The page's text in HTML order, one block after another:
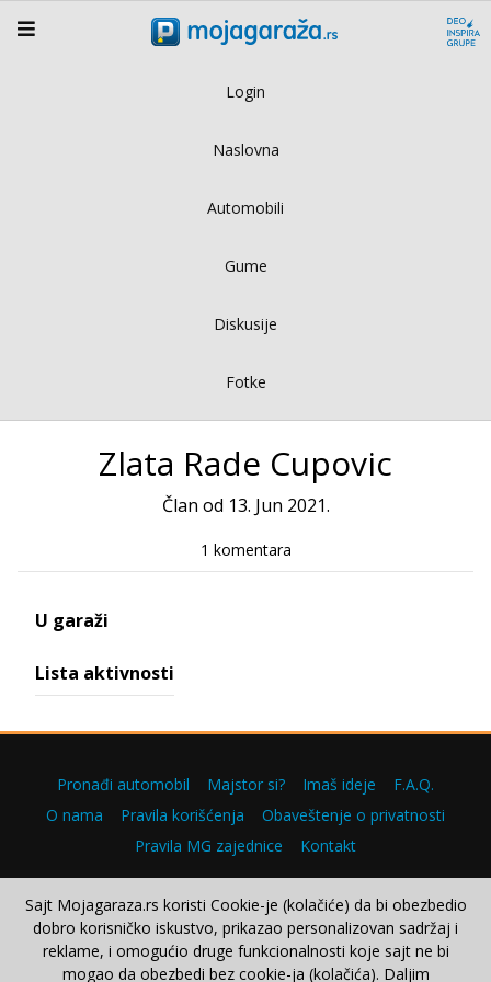
Login
Naslovna
Automobili
Gume
Diskusije
Fotke
Zlata Rade Cupovic
Član od 13. Jun 2021.
1 komentara
U garaži
Lista aktivnosti
Pronađi automobil Majstor si? Imaš ideje
F.A.Q.
O nama
Pravila korišćenja
Obaveštenje o privatnosti
Pravila MG zajednice
Kontakt
Copyright © 2000–2026.
Sajt Mojagaraza.rs koristi Cookie-je (kolačiće) da bi obezbedio
dobro korisničko iskustvo, prikazao personalizovan sadržaj i
reklame, i omogućio druge funkcionalnosti koje sajt ne bi
mogao da obezbedi bez cookie-ja (kolačića). Daljim